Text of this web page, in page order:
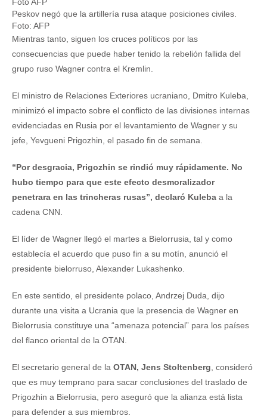
Peskov negó que la artillería rusa ataque posiciones civiles.
Foto: AFP
Mientras tanto, siguen los cruces políticos por las
consecuencias que puede haber tenido la rebelión fallida del
grupo ruso Wagner contra el Kremlin.
El ministro de Relaciones Exteriores ucraniano, Dmitro Kuleba,
minimizó el impacto sobre el conflicto de las divisiones internas
evidenciadas en Rusia por el levantamiento de Wagner y su
jefe, Yevgueni Prigozhin, el pasado fin de semana.
“Por desgracia, Prigozhin se rindió muy rápidamente. No
hubo tiempo para que este efecto desmoralizador
penetrara en las trincheras rusas”, declaró Kuleba a la
cadena CNN.
El líder de Wagner llegó el martes a Bielorrusia, tal y como
establecía el acuerdo que puso fin a su motín, anunció el
presidente bielorruso, Alexander Lukashenko.
En este sentido, el presidente polaco, Andrzej Duda, dijo
durante una visita a Ucrania que la presencia de Wagner en
Bielorrusia constituye una “amenaza potencial” para los países
del flanco oriental de la OTAN.
El secretario general de la OTAN, Jens Stoltenberg , consideró
que es muy temprano para sacar conclusiones del traslado de
Prigozhin a Bielorrusia, pero aseguró que la alianza está lista
para defender a sus miembros.